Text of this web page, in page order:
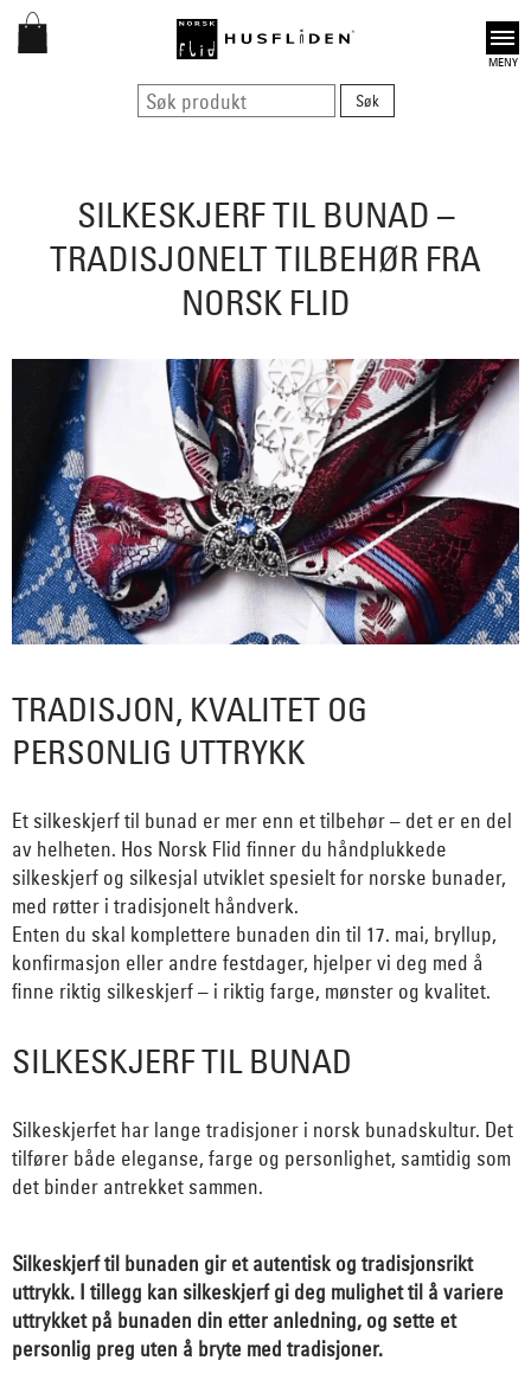
Open
SILKESKJERF TIL BUNAD –
TRADISJONELT TILBEHØR FRA
NORSK FLID
TRADISJON, KVALITET OG
PERSONLIG UTTRYKK
Et silkeskjerf til bunad er mer enn et tilbehør – det er en del
av helheten. Hos Norsk Flid finner du håndplukkede
silkeskjerf og silkesjal utviklet spesielt for norske bunader,
med røtter i tradisjonelt håndverk.
Enten du skal komplettere bunaden din til 17. mai, bryllup,
konfirmasjon eller andre festdager, hjelper vi deg med å
finne riktig silkeskjerf – i riktig farge, mønster og kvalitet.
SILKESKJERF TIL BUNAD
Silkeskjerfet har lange tradisjoner i norsk bunadskultur. Det
tilfører både eleganse, farge og personlighet, samtidig som
det binder antrekket sammen.
Silkeskjerf til bunaden gir et autentisk og tradisjonsrikt
uttrykk. I tillegg kan silkeskjerf gi deg mulighet til å variere
uttrykket på bunaden din etter anledning, og sette et
personlig preg uten å bryte med tradisjoner.